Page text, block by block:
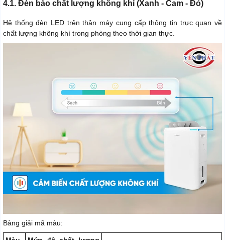
4.1. Đèn báo chất lượng không khí (Xanh - Cam - Đỏ)
Hệ thống đèn LED trên thân máy cung cấp thông tin trực quan về
chất lượng không khí trong phòng theo thời gian thực.
Bảng giải mã màu: